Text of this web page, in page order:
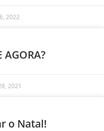
2022
AGORA?
2021
o Natal!